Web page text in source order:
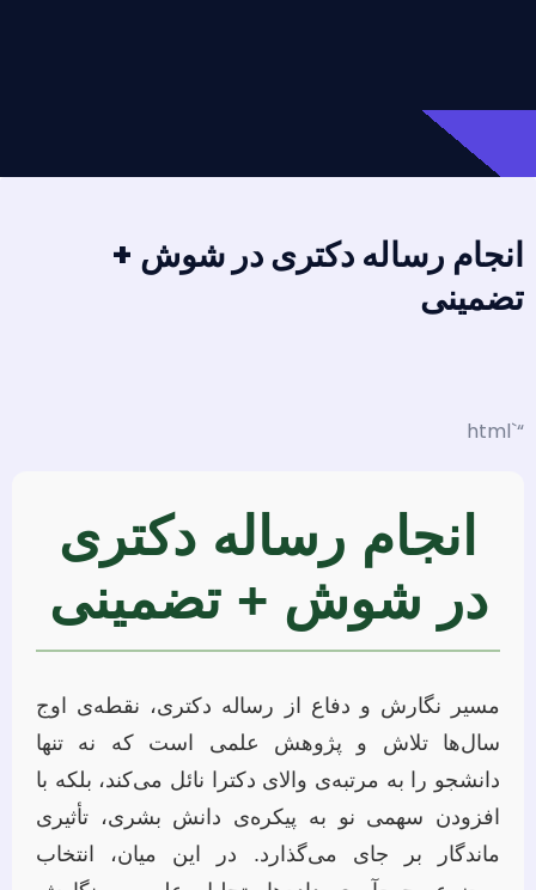
انجام رساله دکتری در شوش +
تضمینی
“`html
انجام رساله دکتری
در شوش + تضمینی
مسیر نگارش و دفاع از رساله دکتری، نقطه‌ی اوج
سال‌ها تلاش و پژوهش علمی است که نه تنها
دانشجو را به مرتبه‌ی والای دکترا نائل می‌کند، بلکه با
افزودن سهمی نو به پیکره‌ی دانش بشری، تأثیری
ماندگار بر جای می‌گذارد. در این میان، انتخاب